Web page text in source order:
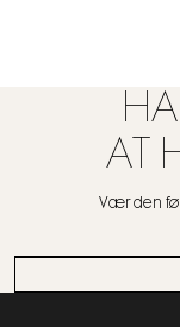
AT
Vær den